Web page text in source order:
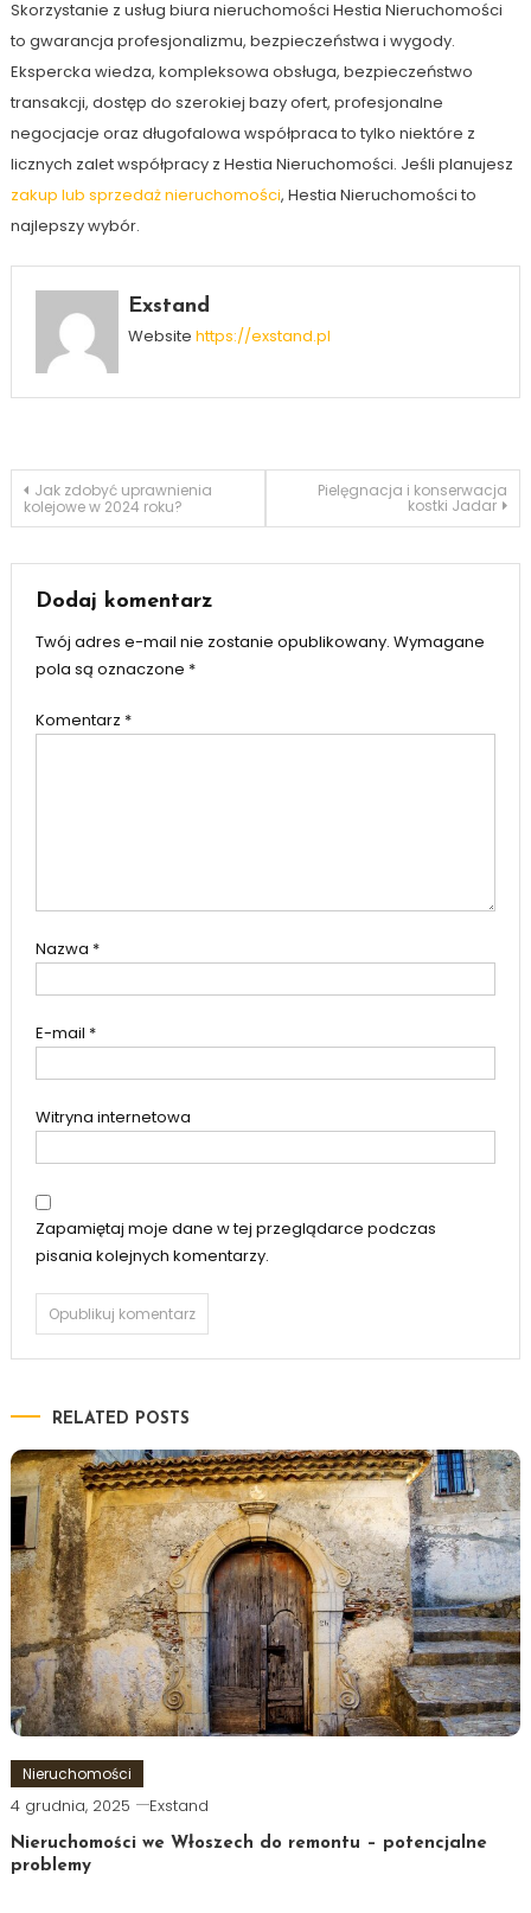
Skorzystanie z usług biura nieruchomości Hestia Nieruchomości
to gwarancja profesjonalizmu, bezpieczeństwa i wygody.
Ekspercka wiedza, kompleksowa obsługa, bezpieczeństwo
transakcji, dostęp do szerokiej bazy ofert, profesjonalne
negocjacje oraz długofalowa współpraca to tylko niektóre z
licznych zalet współpracy z Hestia Nieruchomości. Jeśli planujesz
zakup lub sprzedaż nieruchomości, Hestia Nieruchomości to
najlepszy wybór.
Exstand
Website https://exstand.pl
Nawigacja
Jak zdobyć uprawnienia
kolejowe w 2024 roku?
Pielęgnacja i konserwacja
kostki Jadar
Dodaj komentarz
Twój adres e-mail nie zostanie opublikowany. Wymagane
pola są oznaczone *
Komentarz *
Nazwa *
E-mail *
Witryna internetowa
Zapamiętaj moje dane w tej przeglądarce podczas
pisania kolejnych komentarzy.
RELATED POSTS
Nieruchomości
4 grudnia, 2025 Exstand
Nieruchomości we Włoszech do remontu – potencjalne
problemy